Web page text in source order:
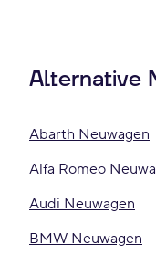
Alternative
Abarth Neuwagen
Alfa Romeo
Audi Neuwagen
BMW Neuwagen